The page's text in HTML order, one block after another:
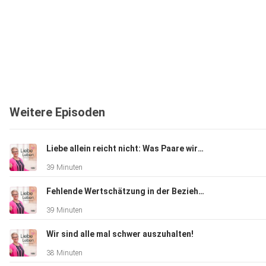
Weitere Episoden
Liebe allein reicht nicht: Was Paare wirklich brauchen
39 Minuten
Fehlende Wertschätzung in der Beziehung
39 Minuten
Wir sind alle mal schwer auszuhalten!
38 Minuten